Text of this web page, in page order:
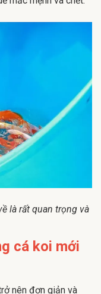
là rất quan trọng và
cá koi mới
nên đơn giản và